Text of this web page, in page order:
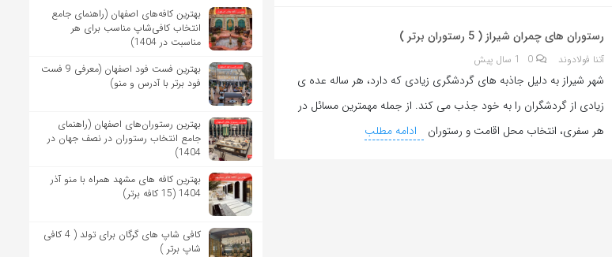
رستوران های چمران شیراز ( 5 رستوران برتر )
آتنا فولادوند 0 1 سال پیش
شهر شیراز به دلیل جاذبه های گردشگری زیادی که دارد، هر ساله عده ی
زیادی از گردشگران را به خود جذب می کند. از جمله مهمترین مسائل در
هر سفری، انتخاب محل اقامت و رستوران
ادامه مطلب
بهترین کافه‌های اصفهان (راهنمای جامع
انتخاب کافی‌شاپ مناسب برای هر
مناسبت در 1404)
بهترین فست فود اصفهان (معرفی 9 فست
فود برتر با آدرس و منو)
بهترین رستوران‌های اصفهان (راهنمای
جامع انتخاب رستوران در نصف جهان در
1404)
بهترین کافه های مشهد همراه با منو آذر
1404 (15 کافه برتر)
کافی شاپ های گرگان برای تولد ( 4 کافی
شاپ برتر )